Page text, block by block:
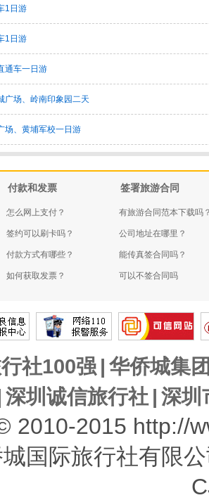
1日游
1日游
通车一日游
广场、岭南印象园二天
场、黄埔军校一日游
付款和发票
怎么网上支付？
签约可以刷卡吗？
付款方式有哪些？
如何获取发票？
签署旅游合同
有旅游合同范本下载吗
公司地址在哪里？
能传真签合同吗？
可以不签合同吗
社100强 | 华侨城集
深圳诚信旅行社 | 深圳
2010-2015 http://
国际旅行社有限